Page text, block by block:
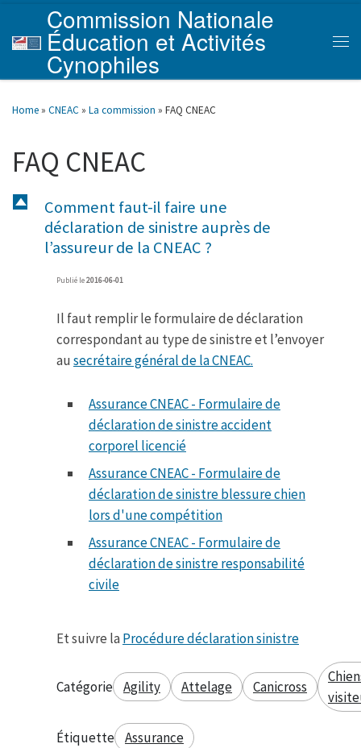
Skip to content
Commission Nationale
Éducation et Activités
Cynophiles
Home » CNEAC » La commission » FAQ CNEAC
FAQ CNEAC
D
Comment faut-il faire une
déclaration de sinistre auprès de
l’assureur de la CNEAC ?
Publié le2016-06-01
Il faut remplir le formulaire de déclaration
correspondant au type de sinistre et l’envoyer
ausecrétaire général de la CNEAC.
Assurance CNEAC - Formulaire de
déclaration de sinistre accident
corporel licencié
Assurance CNEAC - Formulaire de
déclaration de sinistre blessure chien
lors d'une compétition
Assurance CNEAC - Formulaire de
déclaration de sinistre responsabilité
civile
Et suivre laProcédure déclaration sinistre
Catégorie Agility Attelage Canicross
Étiquette Assurance